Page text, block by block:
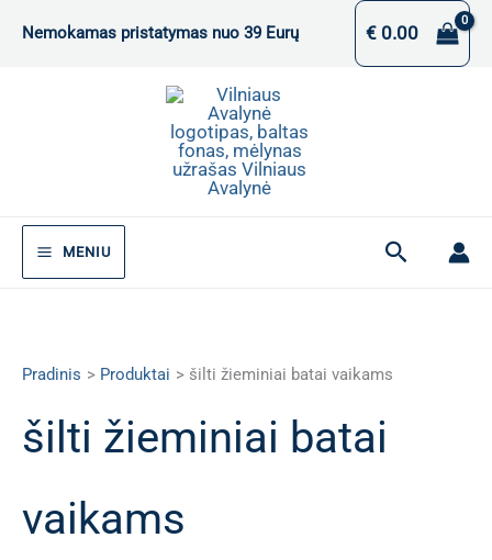
Nemokamas pristatymas nuo 39 Eurų €0.00
MENIU Paieška
Pradinis Produktai šilti žieminiai batai vaikams
šilti žieminiai batai
vaikams